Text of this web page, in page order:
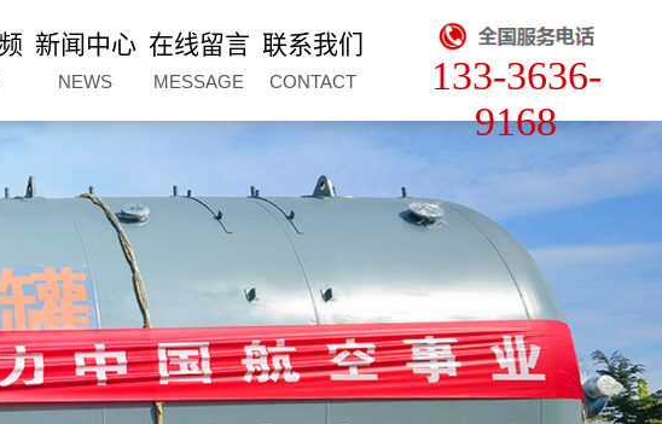
新闻中心
NEWS
在线留言
MESSAGE
联系我们
CONTACT
133-3636-
9168